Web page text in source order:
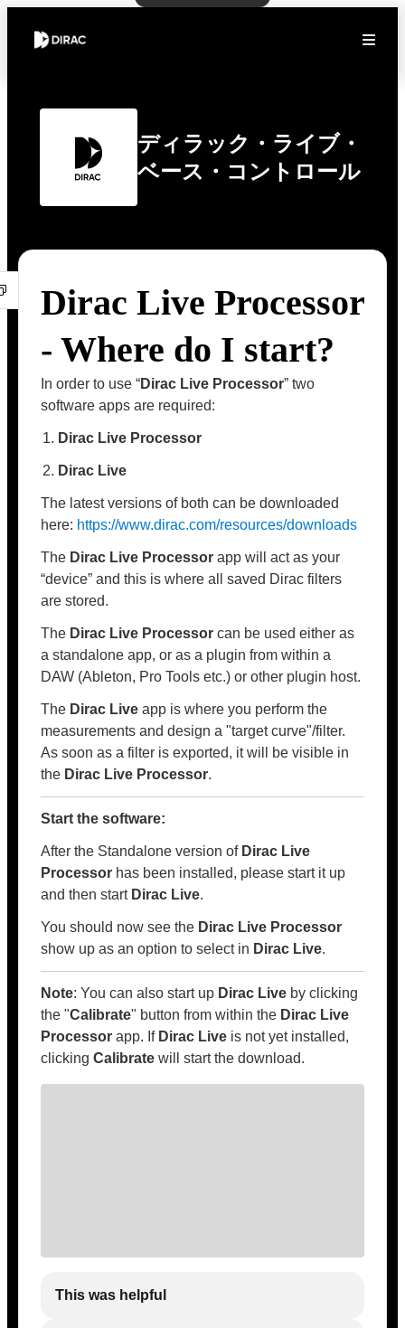
ディラック・ライブ・
ベース・コントロール
Dirac Live Processor
- Where do I start?
In order to use “Dirac Live Processor” two
software apps are required:
Dirac Live Processor
Dirac Live
The latest versions of both can be downloaded
here: https://www.dirac.com/resources/downloads
The Dirac Live Processor app will act as your
“device” and this is where all saved Dirac filters
are stored.
The Dirac Live Processor can be used either as
a standalone app, or as a plugin from within a
DAW (Ableton, Pro Tools etc.) or other plugin host.
The Dirac Live app is where you perform the
measurements and design a "target curve"/filter.
As soon as a filter is exported, it will be visible in
the Dirac Live Processor.
Start the software:
After the Standalone version of Dirac Live
Processor has been installed, please start it up
and then start Dirac Live.
You should now see the Dirac Live Processor
show up as an option to select in Dirac Live.
Note: You can also start up Dirac Live by clicking
the "Calibrate" button from within the Dirac Live
Processor app. If Dirac Live is not yet installed,
clicking Calibrate will start the download.
This was helpful